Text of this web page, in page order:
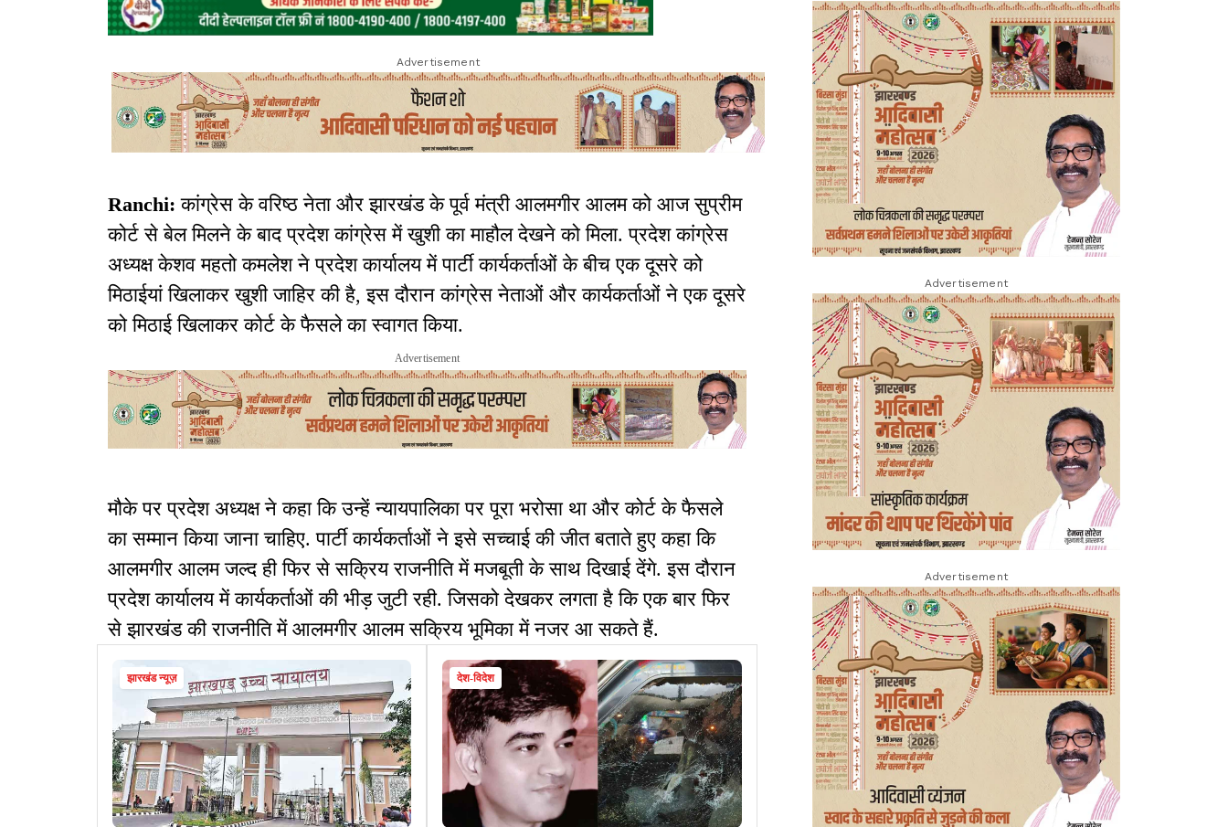
Advertisement
Ranchi:कांग्रेस के वरिष्ठ नेता और झारखंड के पूर्व मंत्री आलमगीर आलम को आज सुप्रीम
कोर्ट से बेल मिलने के बाद प्रदेश कांग्रेस में खुशी का माहौल देखने को मिला. प्रदेश कांग्रेस
अध्यक्ष केशव महतो कमलेश ने प्रदेश कार्यालय में पार्टी कार्यकर्ताओं के बीच एक दूसरे को
मिठाईयां खिलाकर खुशी जाहिर की है, इस दौरान कांग्रेस नेताओं और कार्यकर्ताओं ने एक दूसरे
को मिठाई खिलाकर कोर्ट के फैसले का स्वागत किया.
Advertisement
मौके पर प्रदेश अध्यक्ष ने कहा कि उन्हें न्यायपालिका पर पूरा भरोसा था और कोर्ट के फैसले
का सम्मान किया जाना चाहिए. पार्टी कार्यकर्ताओं ने इसे सच्चाई की जीत बताते हुए कहा कि
आलमगीर आलम जल्द ही फिर से सक्रिय राजनीति में मजबूती के साथ दिखाई देंगे. इस दौरान
प्रदेश कार्यालय में कार्यकर्ताओं की भीड़ जुटी रही. जिसको देखकर लगता है कि एक बार फिर
से झारखंड की राजनीति में आलमगीर आलम सक्रिय भूमिका में नजर आ सकते हैं.
झारखंड न्यूज़ देश-विदेश
Advertisement
Advertisement